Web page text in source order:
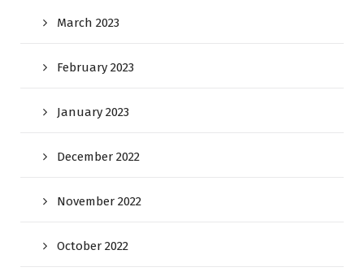
March 2023
February 2023
January 2023
December 2022
November 2022
October 2022